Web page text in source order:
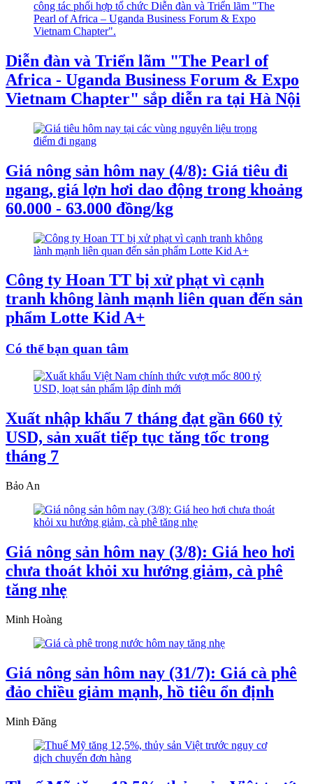
Diễn đàn và Triển lãm "The Pearl of
Africa - Uganda Business Forum & Expo
Vietnam Chapter" sắp diễn ra tại Hà Nội
Giá nông sản hôm nay (4/8): Giá tiêu đi
ngang, giá lợn hơi dao động trong khoảng
60.000 - 63.000 đồng/kg
Công ty Hoan TT bị xử phạt vì cạnh
tranh không lành mạnh liên quan đến sản
phẩm Lotte Kid A+
Có thể bạn quan tâm
Xuất nhập khẩu 7 tháng đạt gần 660 tỷ
USD, sản xuất tiếp tục tăng tốc trong
tháng 7
Bảo An
Giá nông sản hôm nay (3/8): Giá heo hơi
chưa thoát khỏi xu hướng giảm, cà phê
tăng nhẹ
Minh Hoàng
Giá nông sản hôm nay (31/7): Giá cà phê
đảo chiều giảm mạnh, hồ tiêu ổn định
Minh Đăng